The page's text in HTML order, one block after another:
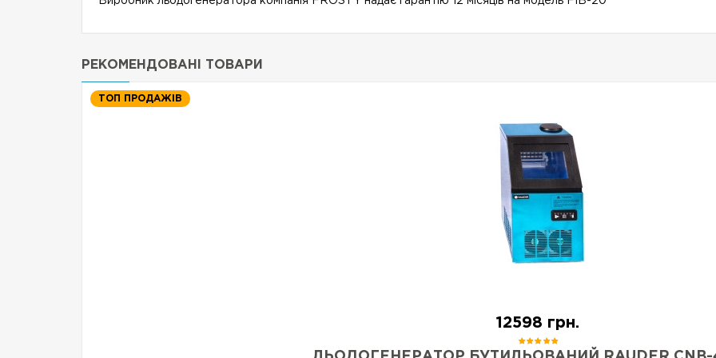
РЕКОМЕНДОВАНІ ТОВАРИ
ТОП ПРОДАЖІВ
12598 грн.